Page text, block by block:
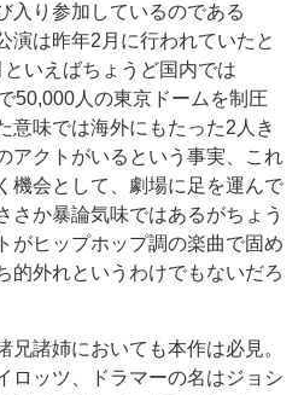
入り参加しているのである
演は昨年2月に行われていたと
いえばちょうど国内では
50,000人の東京ドームを制圧
意味では海外にもたった2人き
アクトがいるという事実、これ
機会として、劇場に足を運んで
さか暴論気味ではあるがちょう
がヒップホップ調の楽曲で固め
的外れというわけでもないだろ
諸姉においても本作は必見。
ロッツ、ドラマーの名はジョシ